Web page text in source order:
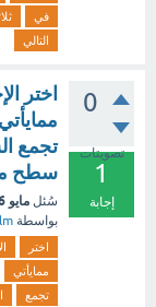
في
التالي
0
تصويتات
1
إجابة
اختر
تجمع
سطح
سُئل مايو 16، 2023
بواسطة
اختر
ممايأتي
تجمع